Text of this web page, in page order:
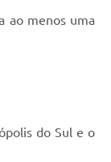
ao menos uma
do Sul e o